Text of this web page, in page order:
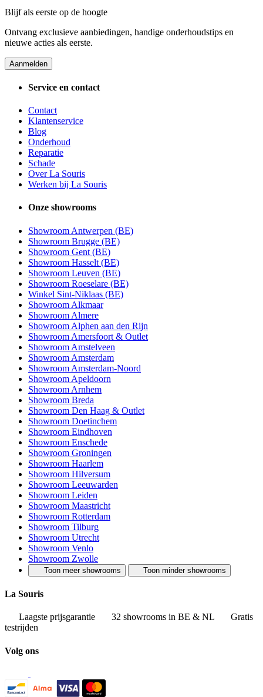
Blijf als eerste op de hoogte
Ontvang exclusieve aanbiedingen, handige onderhoudstips en
nieuwe acties als eerste.
Aanmelden
Service en contact
Contact
Klantenservice
Blog
Onderhoud
Reparatie
Schade
Over La Souris
Werken bij La Souris
Onze showrooms
Showroom Antwerpen (BE)
Showroom Brugge (BE)
Showroom Gent (BE)
Showroom Hasselt (BE)
Showroom Leuven (BE)
Showroom Roeselare (BE)
Winkel Sint-Niklaas (BE)
Showroom Alkmaar
Showroom Almere
Showroom Alphen aan den Rijn
Showroom Amersfoort & Outlet
Showroom Amstelveen
Showroom Amsterdam
Showroom Amsterdam-Noord
Showroom Apeldoorn
Showroom Arnhem
Showroom Breda
Showroom Den Haag & Outlet
Showroom Doetinchem
Showroom Eindhoven
Showroom Enschede
Showroom Groningen
Showroom Haarlem
Showroom Hilversum
Showroom Leeuwarden
Showroom Leiden
Showroom Maastricht
Showroom Rotterdam
Showroom Tilburg
Showroom Utrecht
Showroom Venlo
Showroom Zwolle
Toon meer showrooms Toon minder showrooms
La Souris
Laagste prijsgarantie 32 showrooms in BE & NL
Gratis
testrijden
Volg ons